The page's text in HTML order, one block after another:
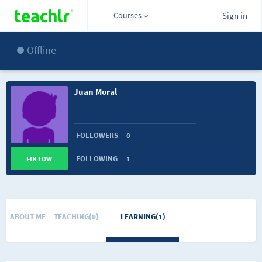
Courses Sign in
Offline
Juan Moral
FOLLOWERS 0
FOLLOWING 1
FOLLOW
ABOUT ME TEACHING(0) LEARNING(1)